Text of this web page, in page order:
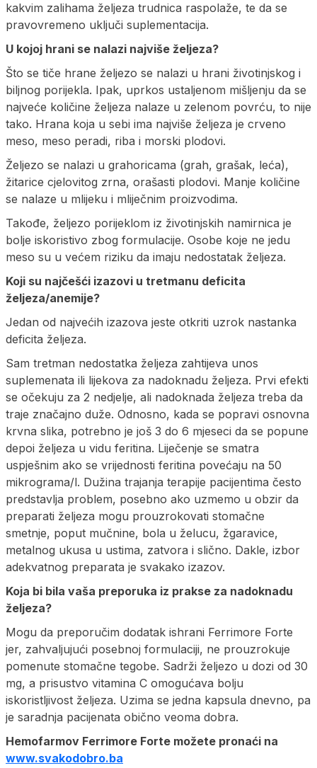
kakvim zalihama željeza trudnica raspolaže, te da se
pravovremeno uključi suplementacija.
U kojoj hrani se nalazi najviše željeza?
Što se tiče hrane željezo se nalazi u hrani životinjskog i
biljnog porijekla. Ipak, uprkos ustaljenom mišljenju da se
najveće količine željeza nalaze u zelenom povrću, to nije
tako. Hrana koja u sebi ima najviše željeza je crveno
meso, meso peradi, riba i morski plodovi.
Željezo se nalazi u grahoricama (grah, grašak, leća),
žitarice cjelovitog zrna, orašasti plodovi. Manje količine
se nalaze u mlijeku i mliječnim proizvodima.
Takođe, željezo porijeklom iz životinjskih namirnica je
bolje iskoristivo zbog formulacije. Osobe koje ne jedu
meso su u većem riziku da imaju nedostatak željeza.
Koji su najčešći izazovi u tretmanu deficita
željeza/anemije?
Jedan od najvećih izazova jeste otkriti uzrok nastanka
deficita željeza.
Sam tretman nedostatka željeza zahtijeva unos
suplemenata ili lijekova za nadoknadu željeza. Prvi efekti
se očekuju za 2 nedjelje, ali nadoknada željeza treba da
traje značajno duže. Odnosno, kada se popravi osnovna
krvna slika, potrebno je još 3 do 6 mjeseci da se popune
depoi željeza u vidu feritina. Liječenje se smatra
uspješnim ako se vrijednosti feritina povećaju na 50
mikrograma/l. Dužina trajanja terapije pacijentima često
predstavlja problem, posebno ako uzmemo u obzir da
preparati željeza mogu prouzrokovati stomačne
smetnje, poput mučnine, bola u želucu, žgaravice,
metalnog ukusa u ustima, zatvora i slično. Dakle, izbor
adekvatnog preparata je svakako izazov.
Koja bi bila vaša preporuka iz prakse za nadoknadu
željeza?
Mogu da preporučim dodatak ishrani Ferrimore Forte
jer, zahvaljujući posebnoj formulaciji, ne prouzrokuje
pomenute stomačne tegobe. Sadrži željezo u dozi od 30
mg, a prisustvo vitamina C omogućava bolju
iskoristljivost željeza. Uzima se jedna kapsula dnevno, pa
je saradnja pacijenata obično veoma dobra.
Hemofarmov Ferrimore Forte možete pronaći na
www.svakodobro.ba